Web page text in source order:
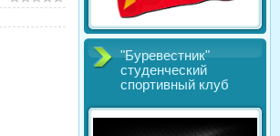
"Буревестник"
студенческий
спортивный клуб